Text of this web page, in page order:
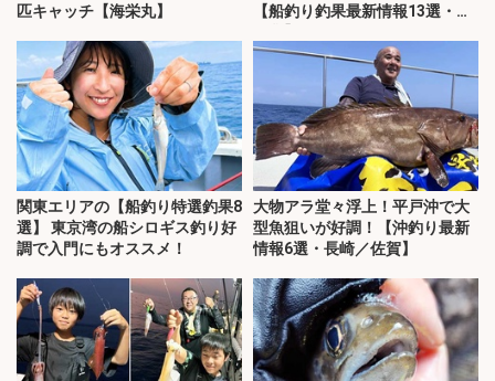
匹キャッチ【海栄丸】
【船釣り釣果最新情報13選・玄
関東エリアの【船釣り特選釣果8
選】 東京湾の船シロギス釣り好
調で入門にもオススメ！
大物アラ堂々浮上！平戸沖で大
型魚狙いが好調！【沖釣り最新
情報6選・長崎／佐賀】